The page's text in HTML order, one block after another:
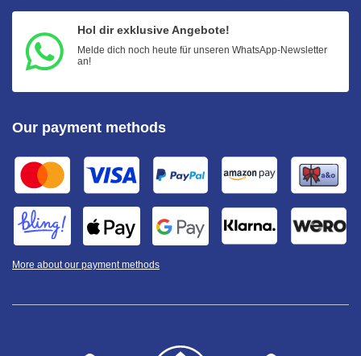
Hol dir exklusive Angebote!
Melde dich noch heute für unseren WhatsApp-Newsletter
an!
Our payment methods
More about our payment methods